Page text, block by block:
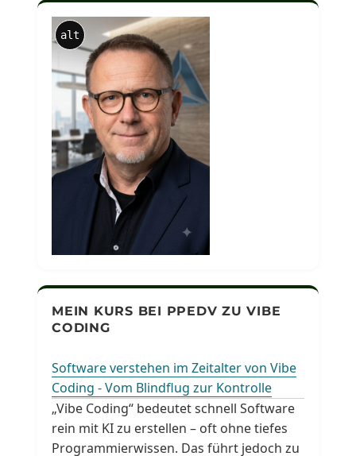
alt
MEIN KURS BEI PPEDV ZU VIBE
CODING
Software verstehen im Zeitalter von Vibe
Coding - Vom Blindflug zur Kontrolle
„Vibe Coding“ bedeutet schnell Software
rein mit KI zu erstellen – oft ohne tiefes
Programmierwissen. Das führt jedoch zu